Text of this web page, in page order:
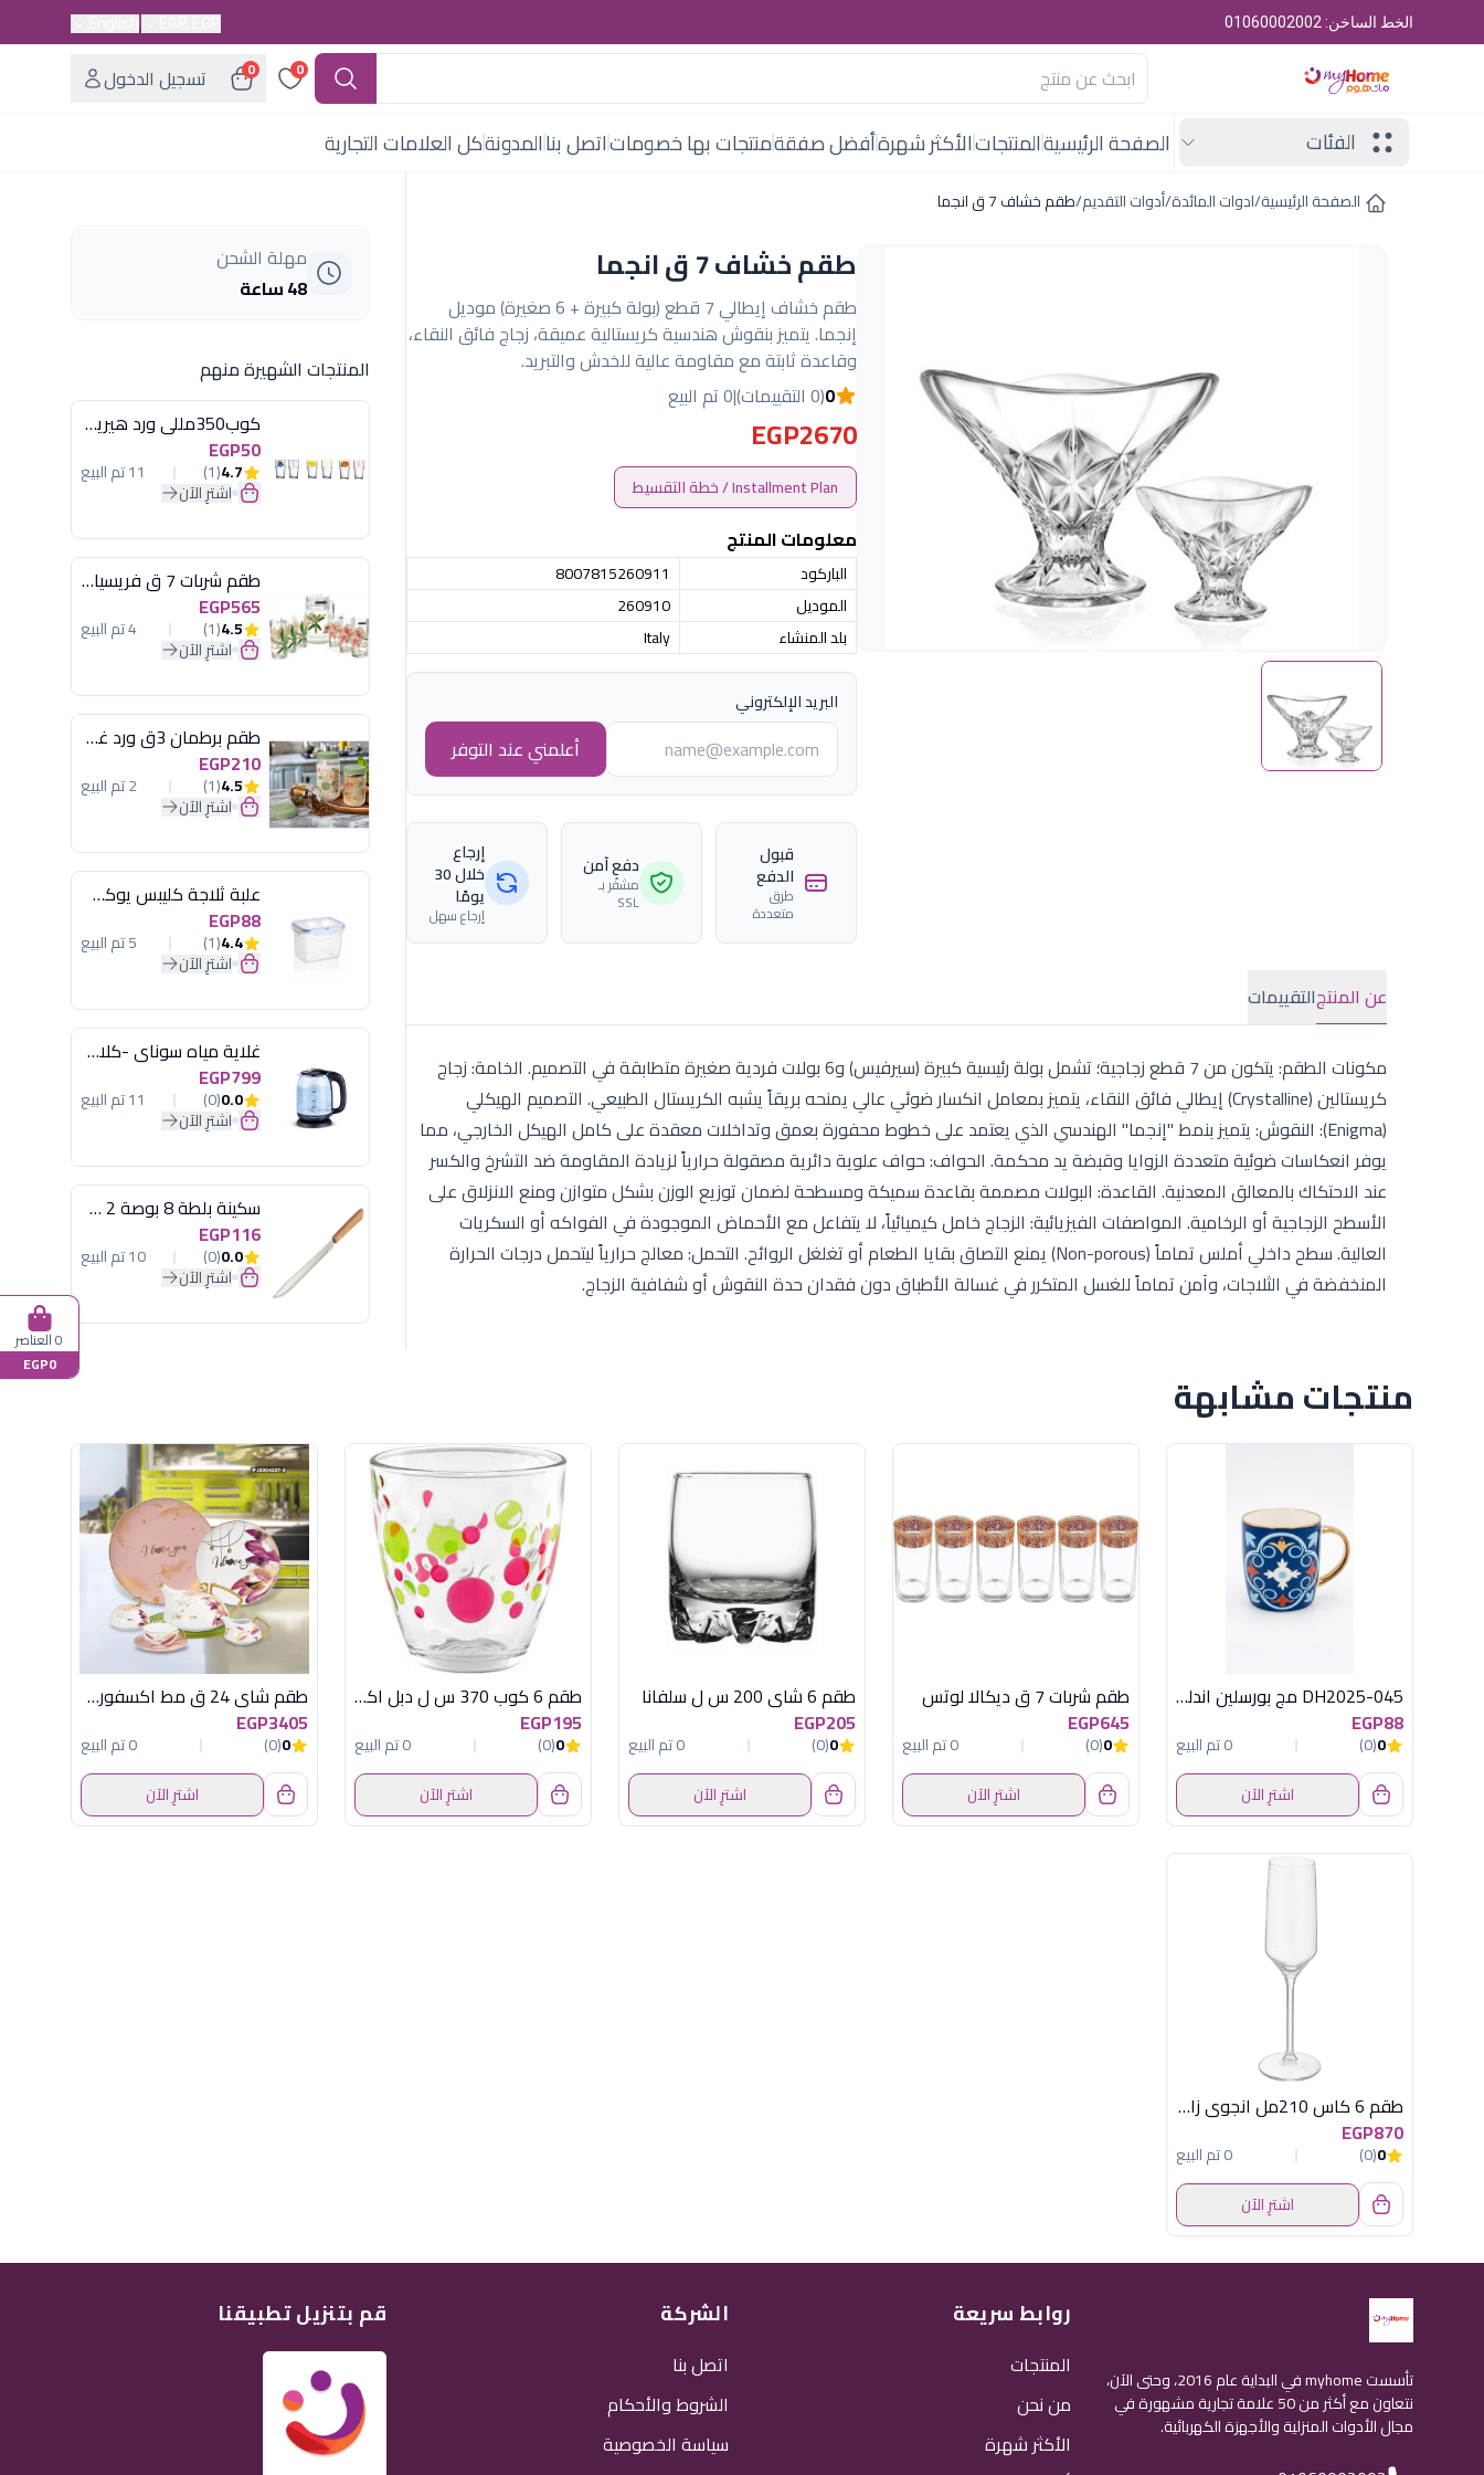
الخط الساخن: 01060002002
0
0 تسجيل الدخول
الفئات الصفحة الرئيسيةالمنتجاتالأكثر شهرةأفضل صفقةمنتجات بها خصوماتاتصل بناالمدونةكل العلامات التجارية
الصفحة الرئيسية/ادوات المائدة/أدوات التقديم/طقم خشاف 7 ق انجما
طقم خشاف 7 ق انجما
طقم خشاف إيطالي 7 قطع (بولة كبيرة + 6 صغيرة) موديل
إنجما. يتميز بنقوش هندسية كريستالية عميقة، زجاج فائق النقاء،
وقاعدة ثابتة مع مقاومة عالية للخدش والتبريد.
0(0 التقييمات) |0 تم البيع
EGP2670
Installment Plan / خطة التقسيط
معلومات المنتج
الباركود
8007815260911
الموديل
260910
بلد المنشاء
Italy
البريد الإلكتروني
أعلمني عند التوفر
قبول
الدفع
طرق
متعددة
دفع آمن
مشفّر بـ
SSL
إرجاع
خلال 30
يومًا
إرجاع سهل
عن المنتجالتقييمات
مكونات الطقم: يتكون من 7 قطع زجاجية؛ تشمل بولة رئيسية كبيرة (سيرفيس) و6 بولات فردية صغيرة متطابقة في التصميم. الخامة: زجاج
كريستالين (Crystalline) إيطالي فائق النقاء، يتميز بمعامل انكسار ضوئي عالي يمنحه بريقاً يشبه الكريستال الطبيعي. التصميم الهيكلي
(Enigma): النقوش: يتميز بنمط "إنجما" الهندسي الذي يعتمد على خطوط محفورة بعمق وتداخلات معقدة على كامل الهيكل الخارجي، مما
يوفر انعكاسات ضوئية متعددة الزوايا وقبضة يد محكمة. الحواف: حواف علوية دائرية مصقولة حرارياً لزيادة المقاومة ضد التشرخ والكسر
عند الاحتكاك بالمعالق المعدنية. القاعدة: البولات مصممة بقاعدة سميكة ومسطحة لضمان توزيع الوزن بشكل متوازن ومنع الانزلاق على
الأسطح الزجاجية أو الرخامية. المواصفات الفيزيائية: الزجاج خامل كيميائياً، لا يتفاعل مع الأحماض الموجودة في الفواكه أو السكريات
العالية. سطح داخلي أملس تماماً (Non-porous) يمنع التصاق بقايا الطعام أو تغلغل الروائح. التحمل: معالج حرارياً ليتحمل درجات الحرارة
المنخفضة في الثلاجات، وآمن تماماً للغسل المتكرر في غسالة الأطباق دون فقدان حدة النقوش أو شفافية الزجاج.
مهلة الشحن
48 ساعة
المنتجات الشهيرة منهم
كوب350مللى ورد هيريفين
EGP50
4.7
(1) 11 تم البيع
اشترِ الآن
طقم شربات 7 ق فريسيا لومينارك
EGP565
4.5
(1) 4 تم البيع
اشترِ الآن
طقم برطمان 3ق ورد غطاء مينت جرين هيريفين
EGP210
4.5
(1) 2 تم البيع
اشترِ الآن
علبة ثلاجة كليبس يوكسان
EGP88
4.4
(1) 5 تم البيع
اشترِ الآن
غلاية مياه سوناي -كلاسيك 2200 وات، 1.7 لتر زجاج اضائة ليد - MAR-3752
EGP799
0.0
(0) 11 تم البيع
اشترِ الآن
سكينة بلطة 8 بوصة 2 مسمار
EGP116
0.0
(0) 10 تم البيع
اشترِ الآن
منتجات مشابهة
DH2025-045 مج بورسلين اندلسى ديفا
EGP88
0
(0)
0 تم البيع
اشترِ الآن
طقم شربات 7 ق ديكالا لوتس
EGP645
0
(0)
0 تم البيع
اشترِ الآن
طقم 6 شاى 200 س ل سلفانا
EGP205
0
(0)
0 تم البيع
اشترِ الآن
طقم 6 كوب 370 س ل دبل اكوا اولد فاشون
EGP195
0
(0)
0 تم البيع
اشترِ الآن
طقم شاى 24 ق مط اكسفورد J2304227-2
EGP3405
0
(0)
0 تم البيع
اشترِ الآن
طقم 6 كاس 210مل انجوى زا مومنت
EGP870
0
(0)
0 تم البيع
اشترِ الآن
تأسست myhome في البداية عام 2016، وحتى الآن،
نتعاون مع أكثر من 50 علامة تجارية مشهورة في
مجال الأدوات المنزلية والأجهزة الكهربائية.
روابط سريعة
المنتجات
من نحن
الأكثر شهرة
الشركة
اتصل بنا
الشروط والأحكام
سياسة الخصوصية
قم بتنزيل تطبيقنا
0 العناصر
EGP0